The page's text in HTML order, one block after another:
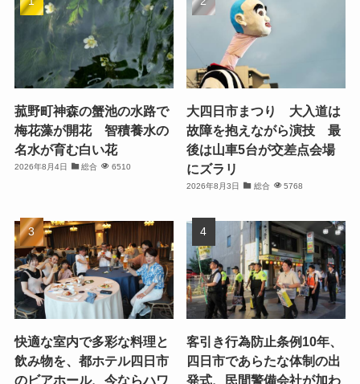
菰野町神森の蟹池の水路で
梅花藻が開花 智積養水の
名水が育む白い花
2026年8月4日 総合 6510
大四日市まつり 大入道は
故障を抱えながら演技 最
後は山車5台が交差点会場
にズラリ
2026年8月3日 総合 5768
快適な室内で多彩な料理と
飲み物を、都ホテル四日市
のビアホール、今ならハワ
客引き行為防止条例10年、
四日市であらたな体制の出
発式、民間警備会社が加わ